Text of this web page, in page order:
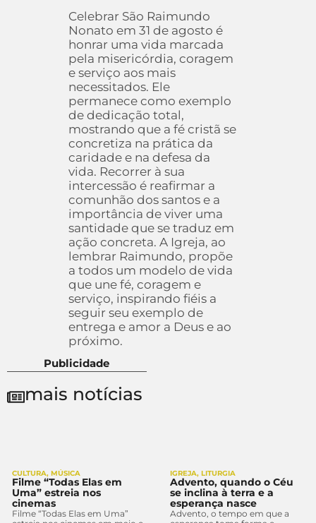
Celebrar São Raimundo
Nonato em 31 de agosto é
honrar uma vida marcada
pela misericórdia, coragem
e serviço aos mais
necessitados. Ele
permanece como exemplo
de dedicação total,
mostrando que a fé cristã se
concretiza na prática da
caridade e na defesa da
vida. Recorrer à sua
intercessão é reafirmar a
comunhão dos santos e a
importância de viver uma
santidade que se traduz em
ação concreta. A Igreja, ao
lembrar Raimundo, propõe
a todos um modelo de vida
que une fé, coragem e
serviço, inspirando fiéis a
seguir seu exemplo de
entrega e amor a Deus e ao
próximo.
Publicidade
mais notícias
CULTURA, MÚSICA
Filme “Todas Elas em
Uma” estreia nos
cinemas
Filme “Todas Elas em Uma”
IGREJA, LITURGIA
Advento, quando o Céu
se inclina à terra e a
esperança nasce
Advento, o tempo em que a